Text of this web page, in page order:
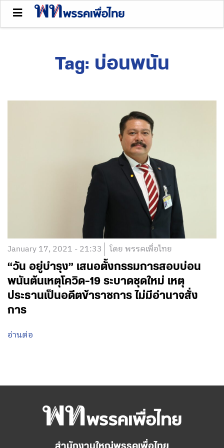
Tag: บ่อนพนัน
January 17, 2021 - 21:33 โดย พรรคเพื่อไทย
“วัน อยู่บำรุง” เสนอตั้งกรรมการสอบบ่อน
พนันต้นเหตุโควิด-19 ระบาดชุดใหม่ เหตุ
ประธานเป็นอดีตข้าราชการ ไม่มีอำนาจสั่ง
การ
อ่านต่อ